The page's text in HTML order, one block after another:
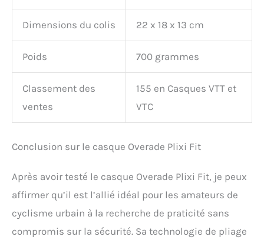
Dimensions du colis 22 x 18 x 13 cm
Poids 700 grammes
Classement des
ventes
155 en Casques VTT et
VTC
Conclusion sur le casque Overade Plixi Fit
Après avoir testé le casque Overade Plixi Fit, je peux
affirmer qu’il est l’allié idéal pour les amateurs de
cyclisme urbain à la recherche de praticité sans
compromis sur la sécurité. Sa technologie de pliage